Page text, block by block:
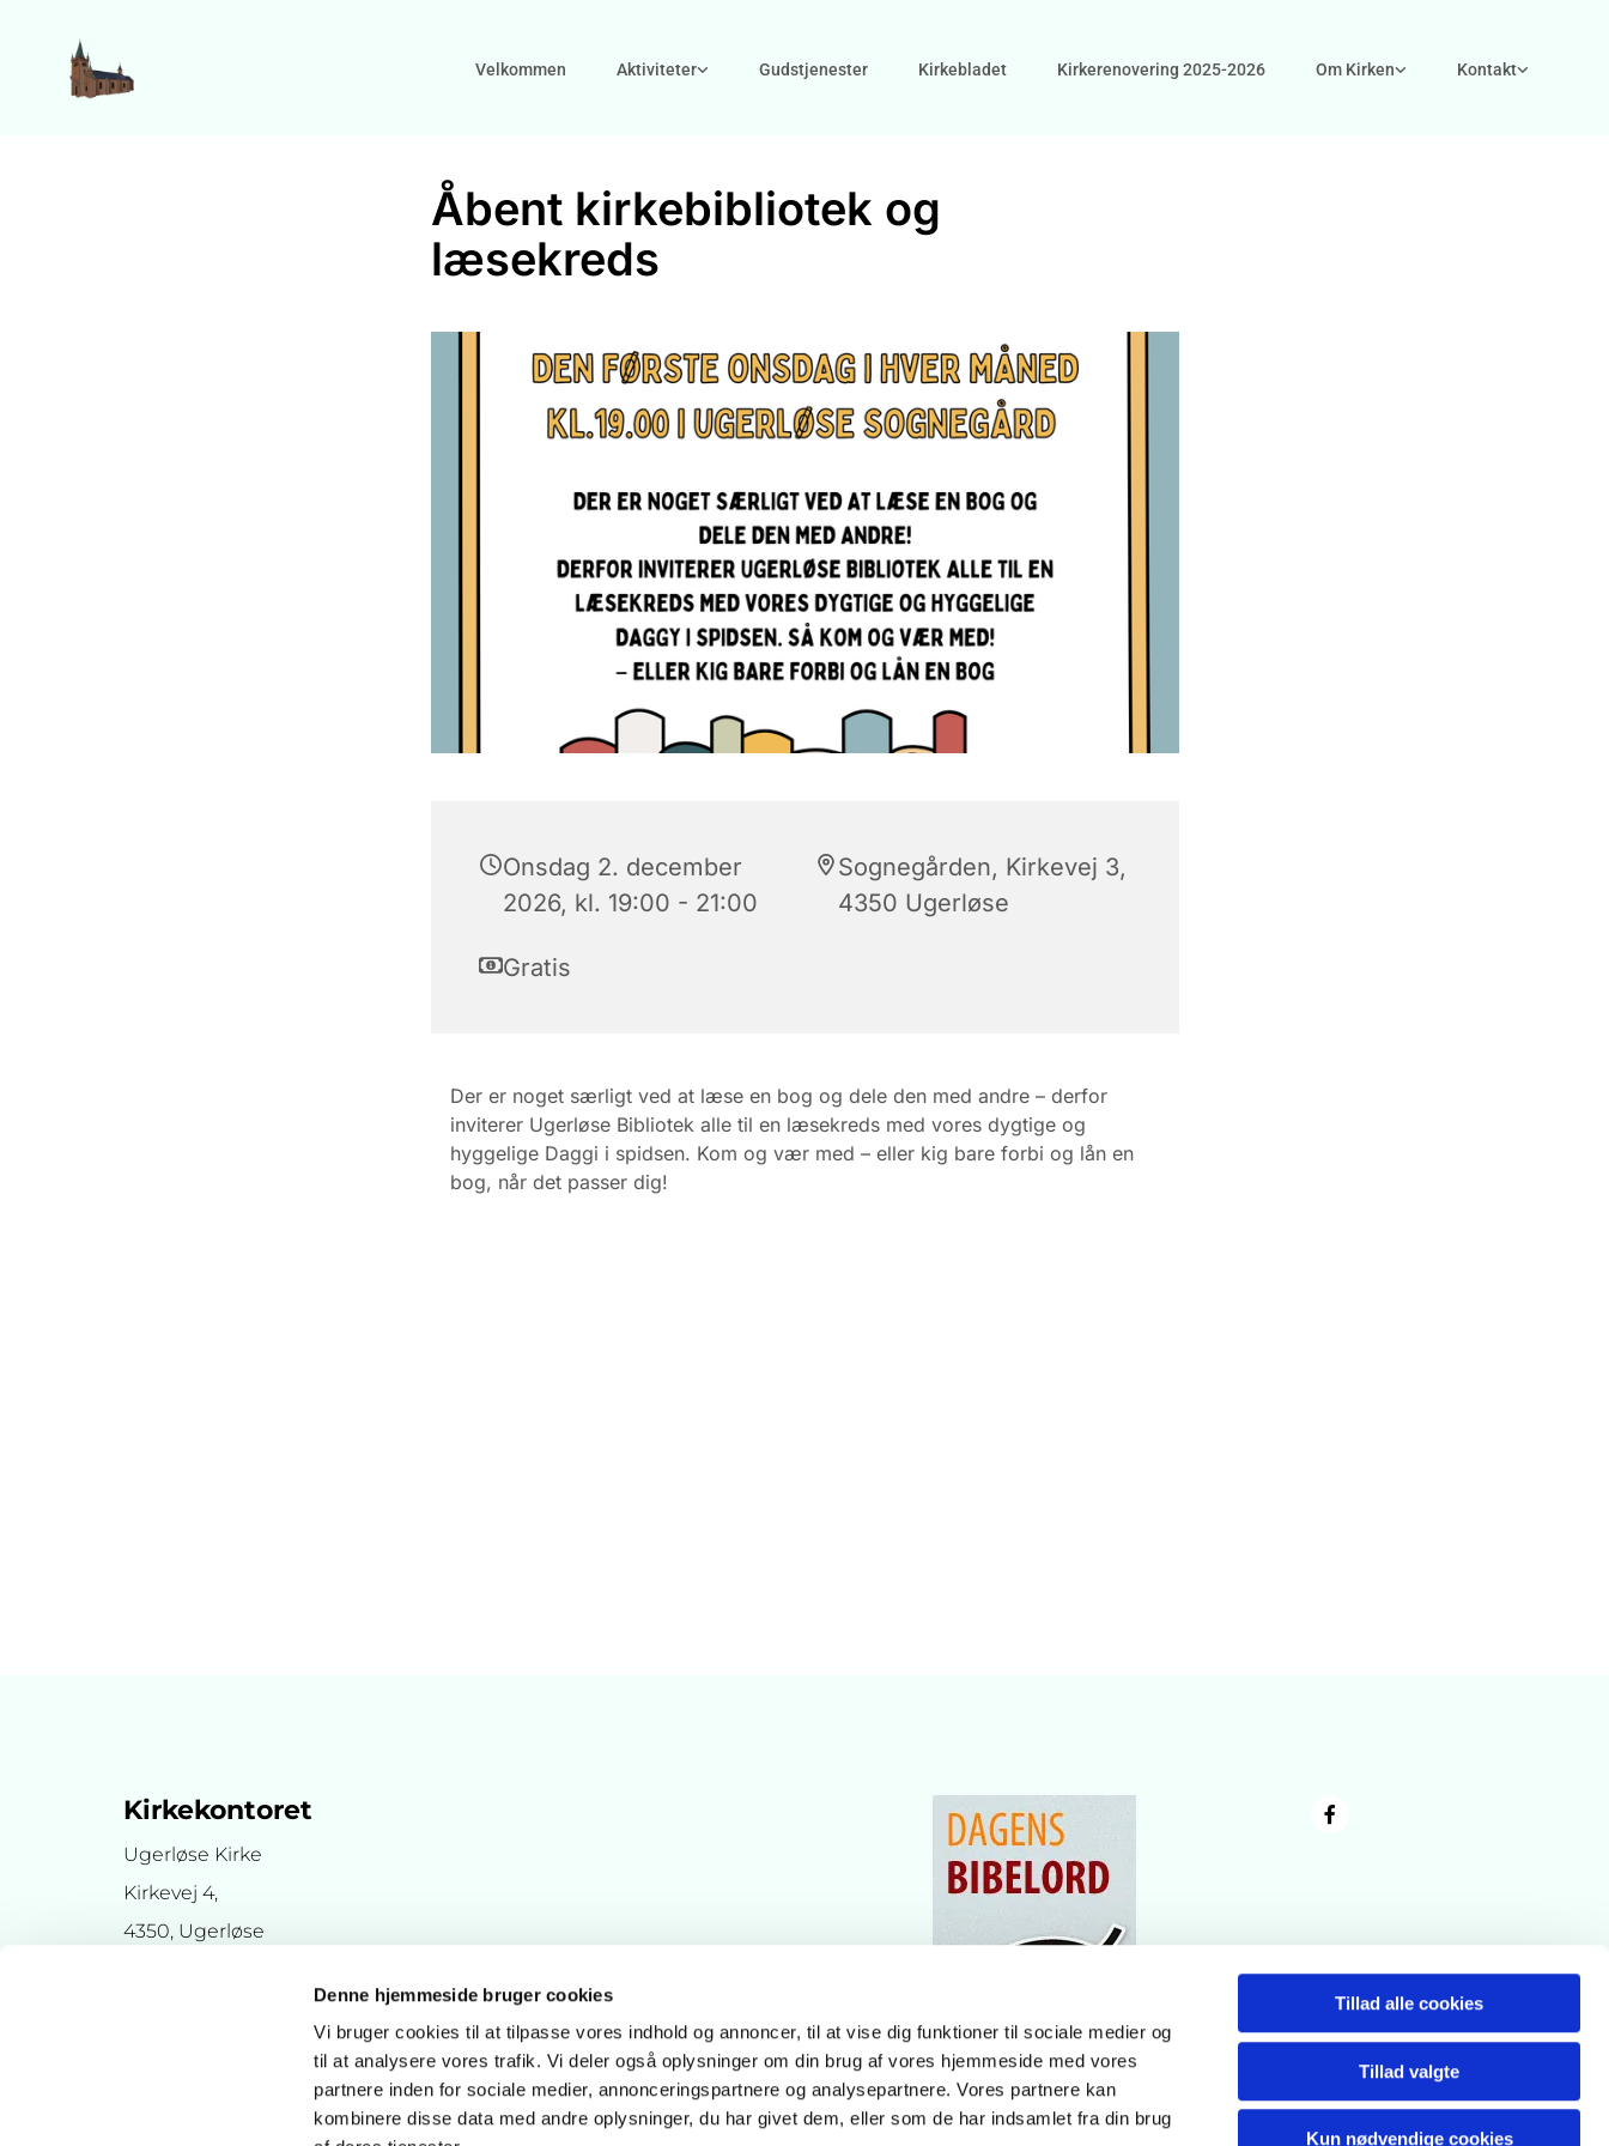
Denne hjemmeside bruger cookies
Vi bruger cookies til at tilpasse vores indhold og annoncer, til at vise dig funktioner til sociale medier og
til at analysere vores trafik. Vi deler også oplysninger om din brug af vores hjemmeside med vores
partnere inden for sociale medier, annonceringspartnere og analysepartnere. Vores partnere kan
kombinere disse data med andre oplysninger, du har givet dem, eller som de har indsamlet fra din brug
Tillad alle cookies
Tillad valgte
Kun nødvendige cookies
Velkommen Aktiviteter Gudstjenester Kirkebladet Kirkerenovering 2025-2026 Om Kirken Kontakt
Åbent kirkebibliotek og
læsekreds
Onsdag 2. december
2026, kl. 19:00 - 21:00
Sognegården, Kirkevej 3,
4350 Ugerløse
Gratis
Der er noget særligt ved at læse en bog og dele den med andre – derfor
inviterer Ugerløse Bibliotek alle til en læsekreds med vores dygtige og
hyggelige Daggi i spidsen. Kom og vær med – eller kig bare forbi og lån en
bog, når det passer dig!
Kirkekontoret
Ugerløse Kirke
Kirkevej 4,
4350, Ugerløse
Privatlivspolitik Log på ChurchDesk